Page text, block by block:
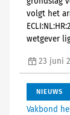
volgt het
wetgever
23 juni
NIEUWS
Vakbond